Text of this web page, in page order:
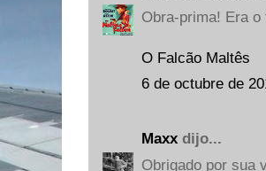
Obra-prima! Era
O Falcão Maltês
6 de octubre de
Maxx dijo...
Obrigado por sua